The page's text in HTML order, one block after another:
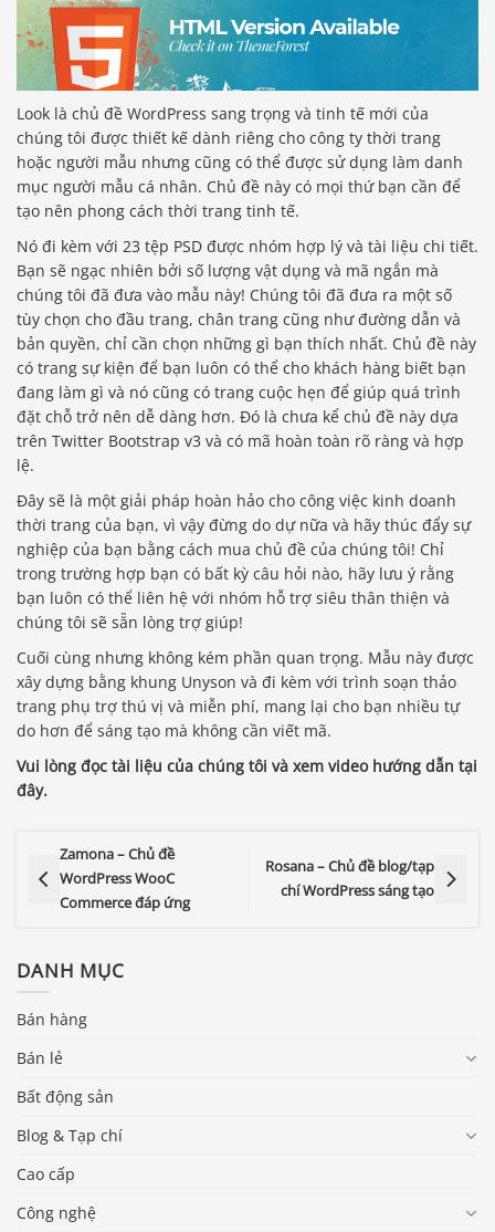
Look là chủ đề WordPress sang trọng và tinh tế mới của
chúng tôi được thiết kế dành riêng cho công ty thời trang
hoặc người mẫu nhưng cũng có thể được sử dụng làm danh
mục người mẫu cá nhân. Chủ đề này có mọi thứ bạn cần để
tạo nên phong cách thời trang tinh tế.
Nó đi kèm với 23 tệp PSD được nhóm hợp lý và tài liệu chi tiết.
Bạn sẽ ngạc nhiên bởi số lượng vật dụng và mã ngắn mà
chúng tôi đã đưa vào mẫu này! Chúng tôi đã đưa ra một số
tùy chọn cho đầu trang, chân trang cũng như đường dẫn và
bản quyền, chỉ cần chọn những gì bạn thích nhất. Chủ đề này
có trang sự kiện để bạn luôn có thể cho khách hàng biết bạn
đang làm gì và nó cũng có trang cuộc hẹn để giúp quá trình
đặt chỗ trở nên dễ dàng hơn. Đó là chưa kể chủ đề này dựa
trên Twitter Bootstrap v3 và có mã hoàn toàn rõ ràng và hợp
lệ.
Đây sẽ là một giải pháp hoàn hảo cho công việc kinh doanh
thời trang của bạn, vì vậy đừng do dự nữa và hãy thúc đẩy sự
nghiệp của bạn bằng cách mua chủ đề của chúng tôi! Chỉ
trong trường hợp bạn có bất kỳ câu hỏi nào, hãy lưu ý rằng
bạn luôn có thể liên hệ với nhóm hỗ trợ siêu thân thiện và
chúng tôi sẽ sẵn lòng trợ giúp!
Cuối cùng nhưng không kém phần quan trọng. Mẫu này được
xây dựng bằng khung Unyson và đi kèm với trình soạn thảo
trang phụ trợ thú vị và miễn phí, mang lại cho bạn nhiều tự
do hơn để sáng tạo mà không cần viết mã.
Vui lòng đọc tài liệu của chúng tôi và xem video hướng dẫn tại
đây.
Zamona – Chủ đề
WordPress WooC
Commerce đáp ứng
Rosana – Chủ đề blog/tạp
chí WordPress sáng tạo
DANH MỤC
Bán hàng
Bán lẻ
Bất động sản
Blog & Tạp chí
Cao cấp
Công nghệ